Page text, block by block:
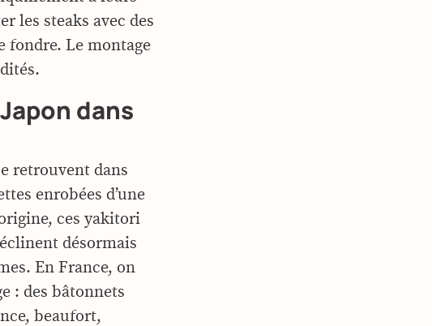
les steaks avec des
fondre. Le montage
dans
retrouvent dans
enrobées d’une
ces yakitori
désormais
En France, on
: des bâtonnets
beaufort,